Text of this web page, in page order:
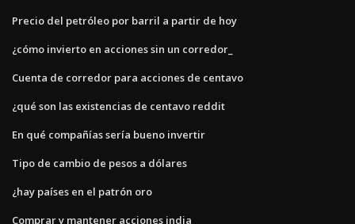
Precio del petróleo por barril a partir de hoy
¿cómo invierto en acciones sin un corredor_
Cuenta de corredor para acciones de centavo
¿qué son las existencias de centavo reddit
En qué compañías sería bueno invertir
Tipo de cambio de pesos a dólares
¿hay países en el patrón oro
Comprar y mantener acciones india